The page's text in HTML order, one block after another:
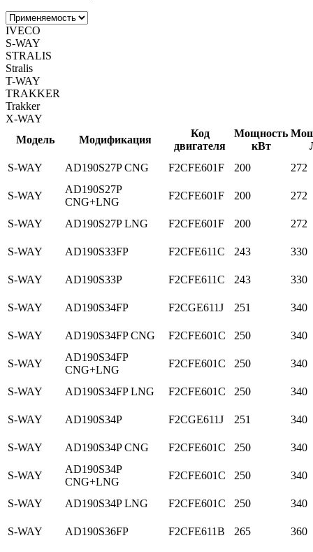
IVECO
S-WAY
STRALIS
Stralis
T-WAY
TRAKKER
Trakker
X-WAY
Модель
Модификация
Код
двигателя
Мощность
кВт
S-WAY
AD190S27P CNG F2CFE601F 200 272
S-WAY
AD190S27P
CNG+LNG
F2CFE601F 200 272
S-WAY AD190S27P LNG F2CFE601F 200 272
S-WAY AD190S33FP F2CFE611C 243 330
S-WAY AD190S33P F2CFE611C 243 330
S-WAY AD190S34FP F2CGE611J 251 340
S-WAY AD190S34FP CNG F2CFE601C 250 340
S-WAY
AD190S34FP
CNG+LNG
F2CFE601C 250 340
S-WAY AD190S34FP LNG F2CFE601C 250 340
S-WAY AD190S34P F2CGE611J 251 340
S-WAY AD190S34P CNG F2CFE601C 250 340
S-WAY
AD190S34P
CNG+LNG
F2CFE601C 250 340
S-WAY AD190S34P LNG F2CFE601C 250 340
S-WAY AD190S36FP F2CFE611B 265 360